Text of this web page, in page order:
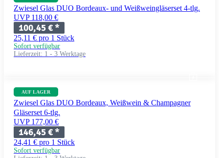
Zwiesel Glas DUO Bordeaux- und Weißweingläserset 4-tlg.
UVP 118,00 €
100,45 €*
25,11 € pro 1 Stück
Sofort verfügbar
Lieferzeit: 1 - 3 Werktage
AUF LAGER
Zwiesel Glas DUO Bordeaux, Weißwein & Champagner
Gläserset 6-tlg.
UVP 177,00 €
146,45 €*
24,41 € pro 1 Stück
Sofort verfügbar